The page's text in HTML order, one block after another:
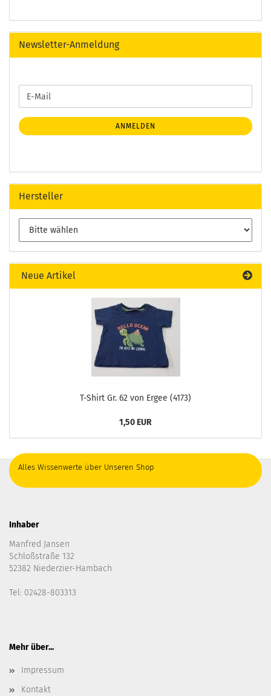
Newsletter-Anmeldung
ZUR
ANMELDUNG
E-
Mail
ANMELDEN
Hersteller
Neue Artikel
T-Shirt Gr. 62 von Ergee (4173)
1,50 EUR
Alles Wissenwerte über Unseren Shop
Inhaber
Manfred Jansen
Schloßstraße 132
52382 Niederzier-Hambach
Tel: 02428-803313
Mehr über...
Impressum
Kontakt